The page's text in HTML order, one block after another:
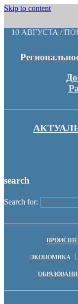
Skip to content
10 АВГУСТА /
search
Search for:
ЭКОНОМИКА